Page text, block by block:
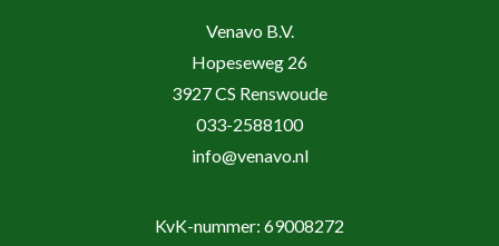
Venavo B.V.
Hopeseweg 26
3927 CS Renswoude
033-2588100
info@venavo.nl
KvK-nummer: 69008272